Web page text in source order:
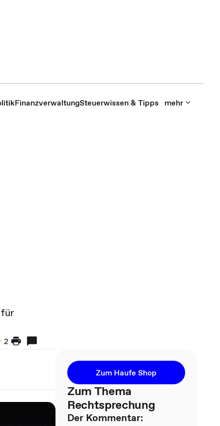
FinanzverwaltungSteuerwissen & Tipps mehr
2
Zum Haufe Shop
Zum Thema
Rechtsprechung
Der Kommentar: